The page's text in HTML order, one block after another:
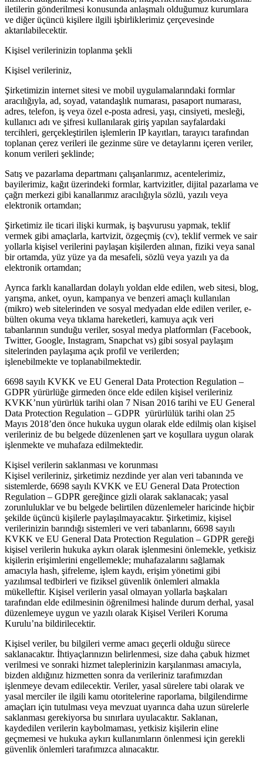
iletilerin gönderilmesi konusunda anlaşmalı olduğumuz kurumlara
ve diğer üçüncü kişilere ilgili işbirliklerimiz çerçevesinde
aktarılabilecektir.
Kişisel verilerinizin toplanma şekli
Kişisel verileriniz,
Şirketimizin internet sitesi ve mobil uygulamalarındaki formlar
aracılığıyla, ad, soyad, vatandaşlık numarası, pasaport numarası,
adres, telefon, iş veya özel e-posta adresi, yaşı, cinsiyeti, mesleği,
kullanıcı adı ve şifresi kullanılarak giriş yapılan sayfalardaki
tercihleri, gerçekleştirilen işlemlerin IP kayıtları, tarayıcı tarafından
toplanan çerez verileri ile gezinme süre ve detaylarını içeren veriler,
konum verileri şeklinde;
Satış ve pazarlama departmanı çalışanlarımız, acentelerimiz,
bayilerimiz, kağıt üzerindeki formlar, kartvizitler, dijital pazarlama ve
çağrı merkezi gibi kanallarımız aracılığıyla sözlü, yazılı veya
elektronik ortamdan;
Şirketimiz ile ticari ilişki kurmak, iş başvurusu yapmak, teklif
vermek gibi amaçlarla, kartvizit, özgeçmiş (cv), teklif vermek ve sair
yollarla kişisel verilerini paylaşan kişilerden alınan, fiziki veya sanal
bir ortamda, yüz yüze ya da mesafeli, sözlü veya yazılı ya da
elektronik ortamdan;
Ayrıca farklı kanallardan dolaylı yoldan elde edilen, web sitesi, blog,
yarışma, anket, oyun, kampanya ve benzeri amaçlı kullanılan
(mikro) web sitelerinden ve sosyal medyadan elde edilen veriler, e-
bülten okuma veya tıklama hareketleri, kamuya açık veri
tabanlarının sunduğu veriler, sosyal medya platformları (Facebook,
Twitter, Google, Instagram, Snapchat vs) gibi sosyal paylaşım
sitelerinden paylaşıma açık profil ve verilerden;
işlenebilmekte ve toplanabilmektedir.
6698 sayılı KVKK ve EU General Data Protection Regulation –
GDPR yürürlüğe girmeden önce elde edilen kişisel verileriniz
KVKK’nun yürürlük tarihi olan 7 Nisan 2016 tarihi ve EU General
Data Protection Regulation – GDPR yürürlülük tarihi olan 25
Mayıs 2018’den önce hukuka uygun olarak elde edilmiş olan kişisel
verileriniz de bu belgede düzenlenen şart ve koşullara uygun olarak
işlenmekte ve muhafaza edilmektedir.
Kişisel verilerin saklanması ve korunması
Kişisel verileriniz, şirketimiz nezdinde yer alan veri tabanında ve
sistemlerde, 6698 sayılı KVKK ve EU General Data Protection
Regulation – GDPR gereğince gizli olarak saklanacak; yasal
zorunluluklar ve bu belgede belirtilen düzenlemeler haricinde hiçbir
şekilde üçüncü kişilerle paylaşılmayacaktır. Şirketimiz, kişisel
verilerinizin barındığı sistemleri ve veri tabanlarını, 6698 sayılı
KVKK ve EU General Data Protection Regulation – GDPR gereği
kişisel verilerin hukuka aykırı olarak işlenmesini önlemekle, yetkisiz
kişilerin erişimlerini engellemekle; muhafazalarını sağlamak
amacıyla hash, şifreleme, işlem kaydı, erişim yönetimi gibi
yazılımsal tedbirleri ve fiziksel güvenlik önlemleri almakla
mükelleftir. Kişisel verilerin yasal olmayan yollarla başkaları
tarafından elde edilmesinin öğrenilmesi halinde durum derhal, yasal
düzenlemeye uygun ve yazılı olarak Kişisel Verileri Koruma
Kurulu’na bildirilecektir.
Kişisel veriler, bu bilgileri verme amacı geçerli olduğu sürece
saklanacaktır. İhtiyaçlarınızın belirlenmesi, size daha çabuk hizmet
verilmesi ve sonraki hizmet taleplerinizin karşılanması amacıyla,
bizden aldığınız hizmetten sonra da verileriniz tarafımızdan
işlenmeye devam edilecektir. Veriler, yasal sürelere tabi olarak ve
yasal merciler ile ilgili kamu otoritelerine raporlama, bilgilendirme
amaçları için tutulması veya mevzuat uyarınca daha uzun sürelerle
saklanması gerekiyorsa bu sınırlara uyulacaktır. Saklanan,
kaydedilen verilerin kaybolmaması, yetkisiz kişilerin eline
geçmemesi ve hukuka aykırı kullanımların önlenmesi için gerekli
güvenlik önlemleri tarafımızca alınacaktır.